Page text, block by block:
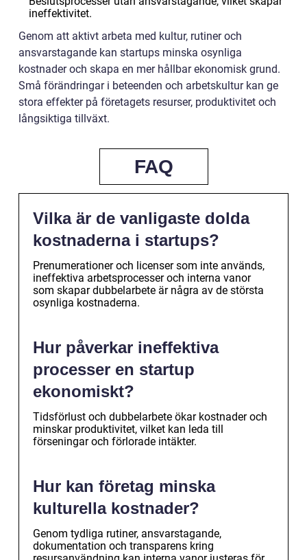
ineffektivitet.
Genom att aktivt arbeta med kultur, rutiner och
ansvarstagande kan startups minska osynliga
kostnader och skapa en mer hållbar ekonomisk grund.
Små förändringar i beteenden och arbetskultur kan ge
stora effekter på företagets resurser, produktivitet och
långsiktiga tillväxt.
FAQ
Vilka är de vanligaste dolda
kostnaderna i startups?
Prenumerationer och licenser som inte används,
ineffektiva arbetsprocesser och interna vanor
som skapar dubbelarbete är några av de största
osynliga kostnaderna.
Hur påverkar ineffektiva
processer en startup
ekonomiskt?
Tidsförlust och dubbelarbete ökar kostnader och
minskar produktivitet, vilket kan leda till
förseningar och förlorade intäkter.
Hur kan företag minska
kulturella kostnader?
Genom tydliga rutiner, ansvarstagande,
dokumentation och transparens kring